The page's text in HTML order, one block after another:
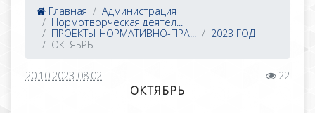
Главная
Администрация
Нормотворческая деятел...
ПРОЕКТЫ НОРМАТИВНО-ПРА...
2023 ГОД
ОКТЯБРЬ
20.10.2023 08:02 22
ОКТЯБРЬ